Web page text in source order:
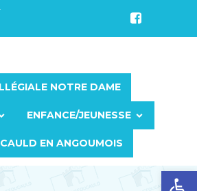
Ouvrir la barre d’outils
NOTRE DAME
ENFANCE/JEUNESSE
EN ANGOUMOIS